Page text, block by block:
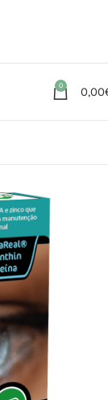
0 0,00